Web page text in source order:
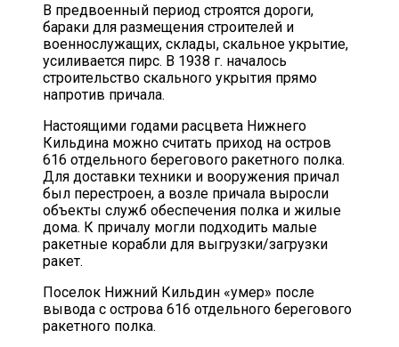
В предвоенный период строятся дороги,
бараки для размещения строителей и
военнослужащих, склады, скальное укрытие,
усиливается пирс. В 1938 г. началось
строительство скального укрытия прямо
напротив причала.
Настоящими годами расцвета Нижнего
Кильдина можно считать приход на остров
616 отдельного берегового ракетного полка.
Для доставки техники и вооружения причал
был перестроен, а возле причала выросли
объекты служб обеспечения полка и жилые
дома. К причалу могли подходить малые
ракетные корабли для выгрузки/загрузки
ракет.
Поселок Нижний Кильдин «умер» после
вывода с острова 616 отдельного берегового
ракетного полка.